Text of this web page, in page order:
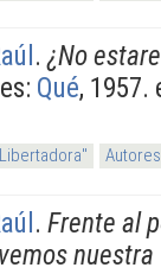
.¿No
Qué, 1957.
. Frente al